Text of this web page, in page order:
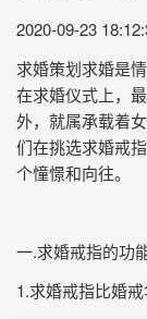
2020-09-23
求婚策划求婚是
在求婚仪式上，
外，就属承载着
们在挑选求婚戒
个憧憬和向往。
一.求婚戒指的功
1.求婚戒指比婚